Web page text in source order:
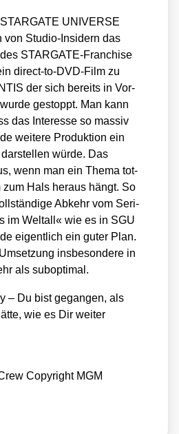
UNIVERSE
von Stu­dio-Insi­dern das
des STAR­GA­TE-Fran­chise
direct-to-DVD-Film zu
der sich bereits in Vor­
gestoppt. Man kann
das Inter­es­se so mas­siv
wei­te­re Pro­duk­ti­on ein
wür­de. Das
wenn man ein The­ma tot­
zum Hals her­aus hängt. So
Abkehr vom Seri­
im Welt­all« wie es in SGU
eigent­lich ein guter Plan.
ins­be­son­de­re in
als sub­op­ti­mal.
– Du bist gegan­gen, als
wie es Dir wei­ter
Copy­right MGM